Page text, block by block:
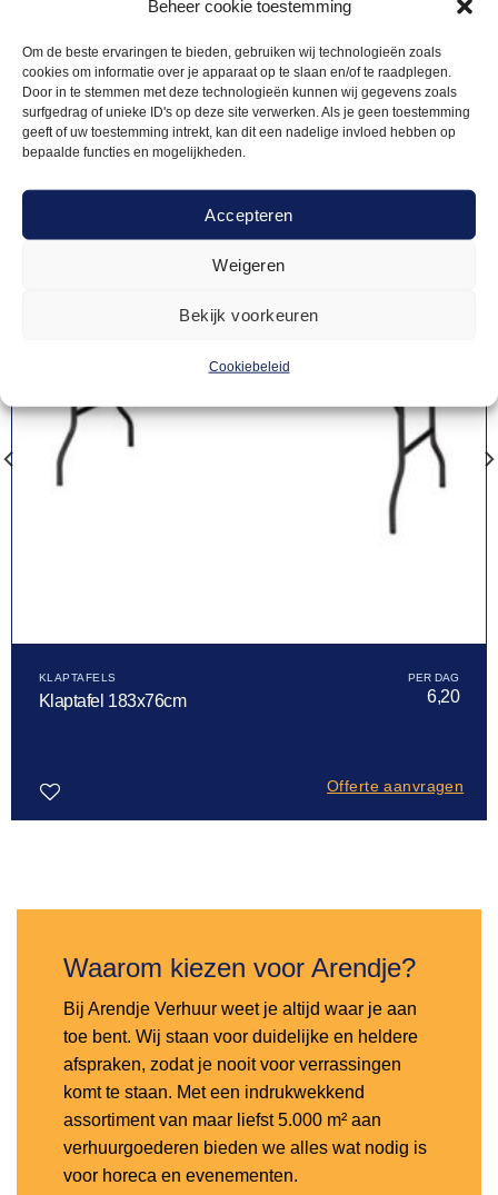
Beheer cookie toestemming
Om de beste ervaringen te bieden, gebruiken wij technologieën zoals
cookies om informatie over je apparaat op te slaan en/of te raadplegen.
Door in te stemmen met deze technologieën kunnen wij gegevens zoals
surfgedrag of unieke ID's op deze site verwerken. Als je geen toestemming
geeft of uw toestemming intrekt, kan dit een nadelige invloed hebben op
bepaalde functies en mogelijkheden.
Accepteren
Weigeren
Bekijk voorkeuren
Cookiebeleid
Gerelateerde
producten
KLAPTAFELS
Klaptafel 183x76cm 6,20
Offerte aanvragen
Waarom kiezen voor Arendje?
Bij Arendje Verhuur weet je altijd waar je aan
toe bent. Wij staan voor duidelijke en heldere
afspraken, zodat je nooit voor verrassingen
komt te staan. Met een indrukwekkend
assortiment van maar liefst 5.000 m² aan
verhuurgoederen bieden we alles wat nodig is
voor horeca en evenementen.